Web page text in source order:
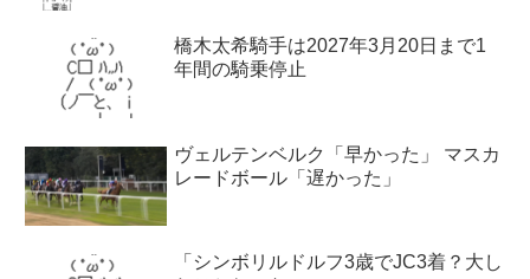
橋木太希騎手は2027年3月20日まで1
年間の騎乗停止
ヴェルテンベルク「早かった」 マスカ
レードボール「遅かった」
「シンボリルドルフ3歳でJC3着？大し